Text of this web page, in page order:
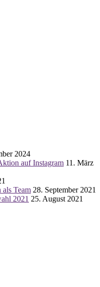
2024
auf Instagram 11. März
Team 28. September 2021
2021 25. August 2021